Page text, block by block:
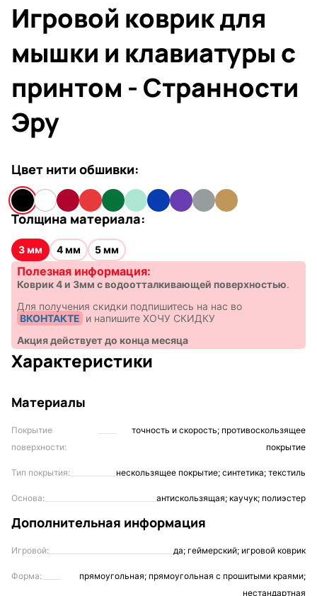
Игровой коврик для
мышки и клавиатуры с
принтом - Странности
Эру
Цвет нити обшивки:
Толщина материала:
3 мм 4 мм 5 мм
Полезная информация:
Коврик 4 и 3мм с водоотталкивающей поверхностью.
Для получения скидки подпишитесь на нас во
ВКОНТАКТЕ и напишите ХОЧУ СКИДКУ
Акция действует до конца месяца
Характеристики
Материалы
Покрытие
поверхности:
точность и скорость; противоскользящее
покрытие
Тип покрытия: нескользящее покрытие; синтетика; текстиль
Основа: антискользящая; каучук; полиэстер
Дополнительная информация
Игровой: да; геймерский; игровой коврик
Форма:
прямоугольная; прямоугольная с прошитыми краями;
нестандартная